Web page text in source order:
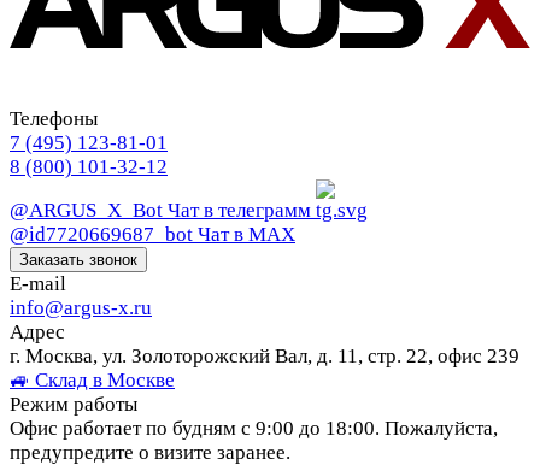
Телефоны
7 (495) 123-81-01
8 (800) 101-32-12
@ARGUS_X_Bot Чат в телеграмм
@id7720669687_bot Чат в МАХ
Заказать звонок
E-mail
info@argus-x.ru
Адрес
г. Москва, ул. Золоторожский Вал, д. 11, стр. 22, офис 239
🚙 Склад в Москве
Режим работы
Офис работает по будням с 9:00 до 18:00. Пожалуйста,
предупредите о визите заранее.